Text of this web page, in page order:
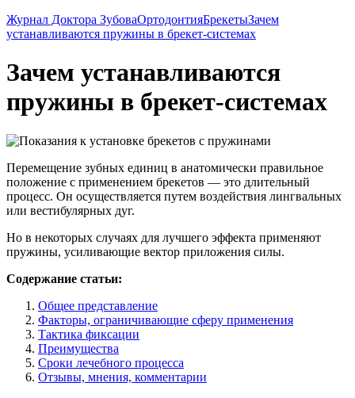
Журнал Доктора ЗубоваОртодонтияБрекетыЗачем
устанавливаются пружины в брекет-системах
Зачем устанавливаются
пружины в брекет-системах
Перемещение зубных единиц в анатомически правильное
положение с применением брекетов — это длительный
процесс. Он осуществляется путем воздействия лингвальных
или вестибулярных дуг.
Но в некоторых случаях для лучшего эффекта применяют
пружины, усиливающие вектор приложения силы.
Содержание статьи:
Общее представление
Факторы, ограничивающие сферу применения
Тактика фиксации
Преимущества
Сроки лечебного процесса
Отзывы, мнения, комментарии